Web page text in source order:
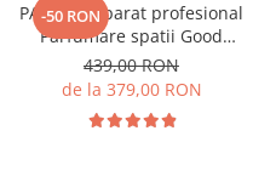
-50 RON
PACHET: Aparat profesional
Parfumare spatii Good
Scent GS 100, culoare alb si
negru cu rezerva inclusa
439,00 RON
de la 379,00 RON